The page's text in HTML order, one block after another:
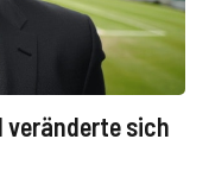
veränderte sich